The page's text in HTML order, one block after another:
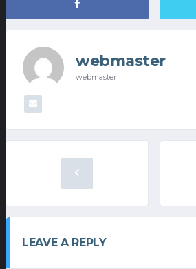
webmaster
webmaster
LEAVE A REPLY